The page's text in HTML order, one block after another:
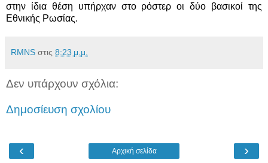
στην ίδια θέση υπήρχαν στο ρόστερ οι δύο βασικοί της
Εθνικής Ρωσίας.
RMNS στις 8:23 μ.μ.
Δεν υπάρχουν σχόλια:
Δημοσίευση σχολίου
‹ ›
Αρχική σελίδα